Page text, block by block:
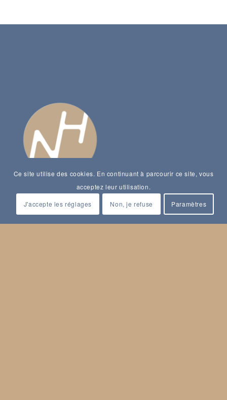
Ce site utilise des cookies. En continuant à parcourir ce site, vous
acceptez leur utilisation.
J'accepte les réglages Non, je refuse Paramètres